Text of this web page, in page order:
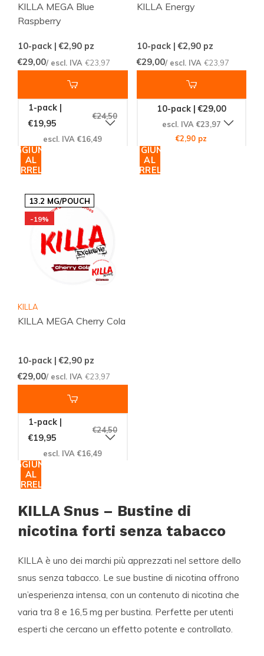
KILLA MEGA Blue
Raspberry
10-pack | €2,90 pz
€29,00/ escl. IVA €23,97
1-pack |
€19,95
€24,50
escl. IVA €16,49
AGGIUNGI
AL
CARRELLO
KILLA Energy
10-pack | €2,90pz
€29,00/ escl. IVA €23,97
10-pack | €29,00
escl. IVA €23,97
€2,90 pz
AGGIUNGI
AL
CARRELLO
13.2 MG/POUCH
-19%
KILLA
KILLA MEGA Cherry Cola
10-pack | €2,90 pz
€29,00/ escl. IVA €23,97
1-pack |
€19,95
€24,50
escl. IVA €16,49
AGGIUNGI
AL
CARRELLO
KILLA Snus – Bustine di
nicotina forti senza tabacco
KILLA è uno dei marchi più apprezzati nel settore dello
snus senza tabacco . Le sue bustine di nicotina offrono
un’esperienza intensa, con un contenuto di nicotina che
varia tra 8 e 16,5 mg per bustina . Perfette per utenti
esperti che cercano un effetto potente e controllato.